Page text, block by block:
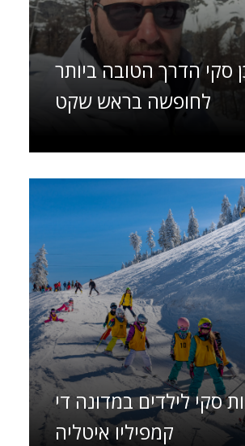
סקי הדרך הטובה ביותר
לחופשה בראש שקט
סקי לילדים במדונה די
קמפיליו איטליה